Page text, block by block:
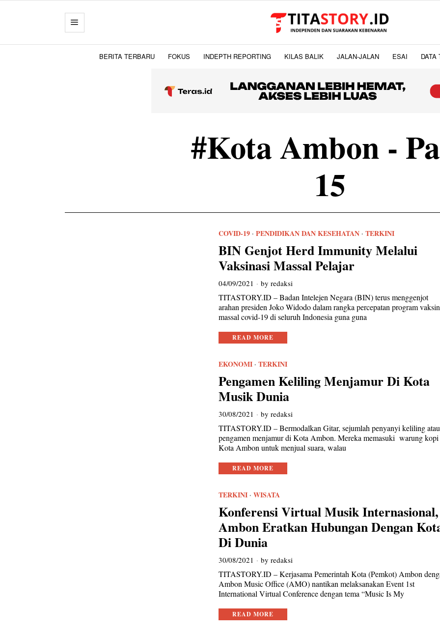
BERITA TERBARU FOKUS INDEPTH REPORTING KILAS BALIK JALAN-JALAN ESAI DATA
#Kota Ambon -
15
COVID-19· PENDIDIKAN DAN KESEHATAN· TERKINI
BIN Genjot Herd Immunity Melalui
Vaksinasi Massal Pelajar
04/09/2021 byredaksi
TITASTORY.ID – Badan Intelejen Negara (BIN) terus menggenjot
arahan presiden Joko Widodo dalam rangka percepatan program
massal covid-19 di seluruh Indonesia guna guna
READ MORE
EKONOMI· TERKINI
Pengamen Keliling Menjamur Di Kota
Musik Dunia
30/08/2021 byredaksi
TITASTORY.ID – Bermodalkan Gitar, sejumlah penyanyi keliling atau
pengamen menjamur di Kota Ambon. Mereka memasuki warung
Kota Ambon untuk menjual suara, walau
READ MORE
TERKINI· WISATA
Konferensi Virtual Musik Internasional,
Ambon Eratkan Hubungan Dengan
Di Dunia
30/08/2021 byredaksi
TITASTORY.ID – Kerjasama Pemerintah Kota (Pemkot) Ambon
Ambon Music Office (AMO) nantikan melaksanakan Event 1st
International Virtual Conference dengan tema “Music Is My
READ MORE